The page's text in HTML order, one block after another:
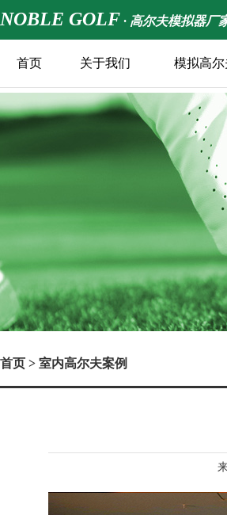
NOBLE GOLF · 高尔夫模拟器厂
首页 关于我们 模拟高尔
首页 > 室内高尔夫案例